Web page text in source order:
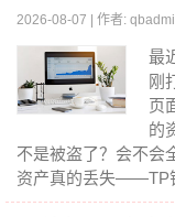
2026-08-07 | 作者:
最
刚
页
的
不是被盗了？会不会
资产真的丢失——TP